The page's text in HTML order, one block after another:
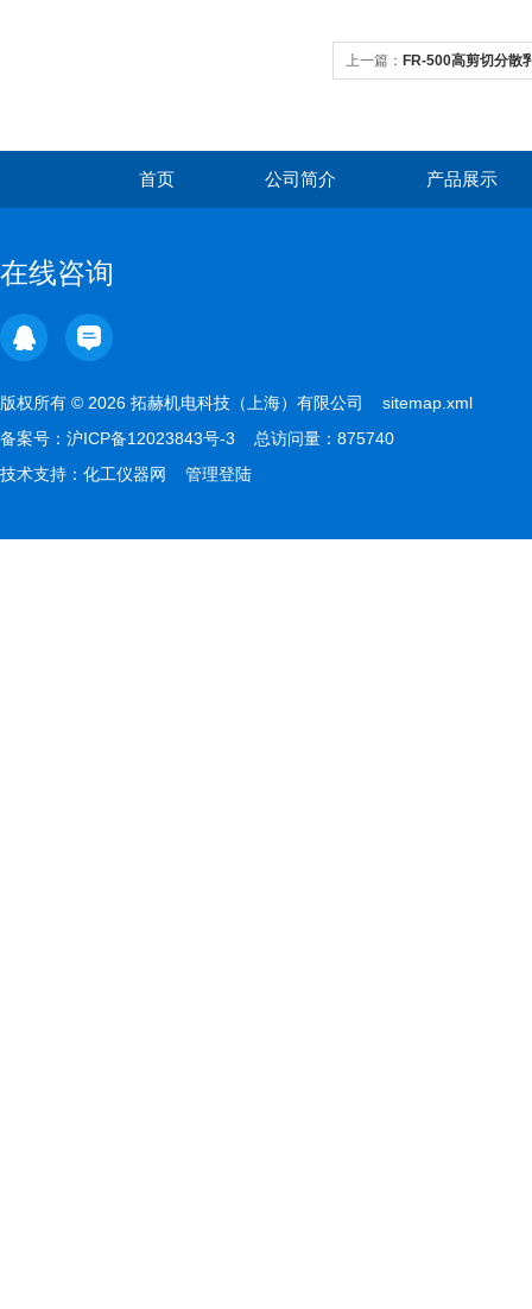
上一篇： FR-500高剪切分散
首页 公司简介 产品展示
在线咨询
版权所有 © 2026 拓赫机电科技（上海）有限公司 sitemap.xml
备案号： 沪ICP备12023843号-3 总访问量：875740
技术支持： 化工仪器网 管理登陆